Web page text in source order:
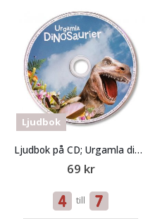
Ljudbok
Ljudbok på CD; Urgamla dinosaurier
69 kr
till